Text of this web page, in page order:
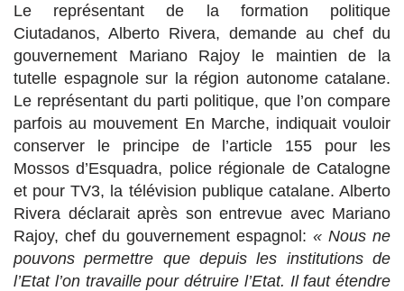
Le représentant de la formation politique
Ciutadanos, Alberto Rivera, demande au chef du
gouvernement Mariano Rajoy le maintien de la
tutelle espagnole sur la région autonome catalane.
Le représentant du parti politique, que l’on compare
parfois au mouvement En Marche, indiquait vouloir
conserver le principe de l’article 155 pour les
Mossos d’Esquadra, police régionale de Catalogne
et pour TV3, la télévision publique catalane. Alberto
Rivera déclarait après son entrevue avec Mariano
Rajoy, chef du gouvernement espagnol: « Nous ne
pouvons permettre que depuis les institutions de
l’Etat l’on travaille pour détruire l’Etat. Il faut étendre